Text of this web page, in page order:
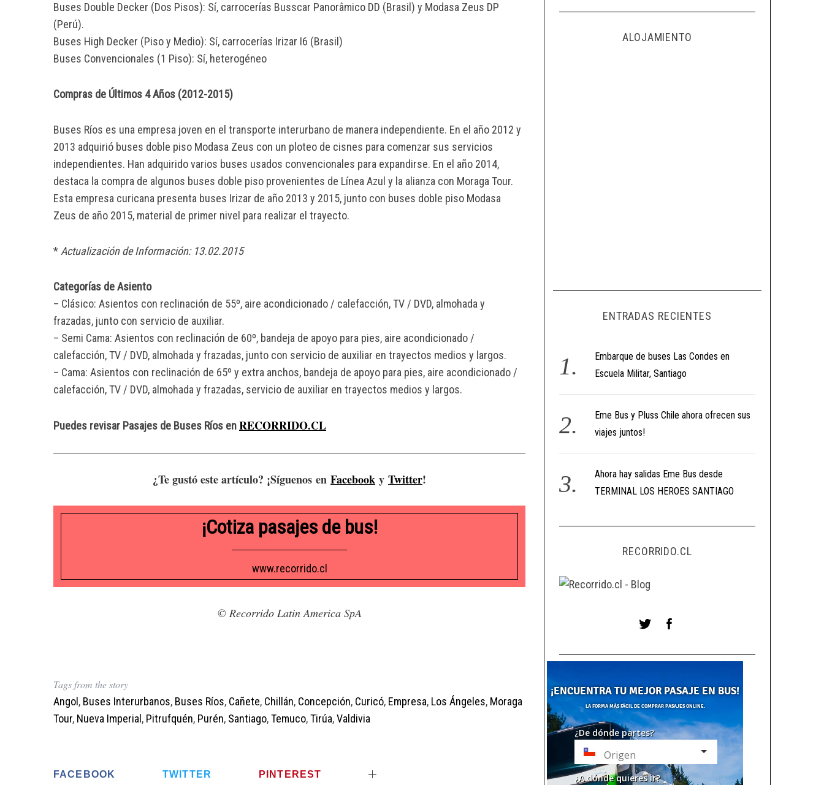
Buses Double Decker (Dos Pisos): Sí, carrocerías Busscar Panorâmico DD (Brasil) y Modasa Zeus DP
(Perú).
Buses High Decker (Piso y Medio): Sí, carrocerías Irizar I6 (Brasil)
Buses Convencionales (1 Piso): Sí, heterogéneo
Compras de Últimos 4 Años (2012-2015)
Buses Ríos es una empresa joven en el transporte interurbano de manera independiente. En el año 2012 y
2013 adquirió buses doble piso Modasa Zeus con un ploteo de cisnes para comenzar sus servicios
independientes. Han adquirido varios buses usados convencionales para expandirse. En el año 2014,
destaca la compra de algunos buses doble piso provenientes de Línea Azul y la alianza con Moraga Tour.
Esta empresa curicana presenta buses Irizar de año 2013 y 2015, junto con buses doble piso Modasa
Zeus de año 2015, material de primer nivel para realizar el trayecto.
* Actualización de Información: 13.02.2015
Categorías de Asiento
– Clásico: Asientos con reclinación de 55º, aire acondicionado / calefacción, TV / DVD, almohada y
frazadas, junto con servicio de auxiliar.
– Semi Cama: Asientos con reclinación de 60º, bandeja de apoyo para pies, aire acondicionado /
calefacción, TV / DVD, almohada y frazadas, junto con servicio de auxiliar en trayectos medios y largos.
– Cama: Asientos con reclinación de 65º y extra anchos, bandeja de apoyo para pies, aire acondicionado /
calefacción, TV / DVD, almohada y frazadas, servicio de auxiliar en trayectos medios y largos.
Puedes revisar Pasajes de Buses Ríos enRECORRIDO.CL
¿Te gustó este artículo? ¡Síguenos en Facebook y Twitter!
¡Cotiza pasajes de bus!
www.recorrido.cl
© Recorrido Latin America SpA
Tags from the story
Angol , Buses Interurbanos, Buses Ríos, Cañete, Chillán, Concepción, Curicó, Empresa, Los Ángeles, Moraga
Tour, Nueva Imperial , Pitrufquén, Purén, Santiago,Temuco,Tirúa,Valdivia
FACEBOOK TWITTER PINTEREST
ALOJAMIENTO
ENTRADAS RECIENTES
Embarque de buses Las Condes en
Escuela Militar, Santiago
Eme Bus y Pluss Chile ahora ofrecen sus
viajes juntos!
Ahora hay salidas Eme Bus desde
TERMINAL LOS HEROES SANTIAGO
RECORRIDO.CL